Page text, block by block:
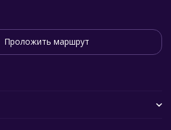
Проложить маршрут